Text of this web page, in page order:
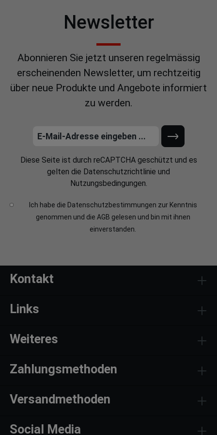
Newsletter
Abonnieren Sie jetzt unseren regelmässig
erscheinenden Newsletter, um rechtzeitig
über neue Produkte und Angebote informiert
zu werden.
Diese Seite ist durch reCAPTCHA geschützt und es
gelten die Datenschutzrichtlinie und
Nutzungsbedingungen.
Ich habe die Datenschutzbestimmungen zur Kenntnis
genommen und die AGB gelesen und bin mit ihnen
einverstanden.
Kontakt
Links
Weiteres
Zahlungsmethoden
Versandmethoden
Social Media